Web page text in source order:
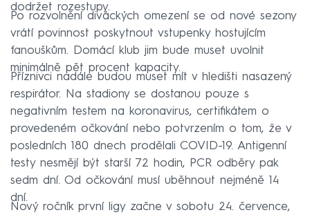
dodržet rozestupy.
Po rozvolnění diváckých omezení se od nové sezony
vrátí povinnost poskytnout vstupenky hostujícím
fanouškům. Domácí klub jim bude muset uvolnit
minimálně pět procent kapacity.
Příznivci nadále budou muset mít v hledišti nasazený
respirátor. Na stadiony se dostanou pouze s
negativním testem na koronavirus, certifikátem o
provedeném očkování nebo potvrzením o tom, že v
posledních 180 dnech prodělali COVID-19. Antigenní
testy nesmějí být starší 72 hodin, PCR odběry pak
sedm dní. Od očkování musí uběhnout nejméně 14
dní.
Nový ročník první ligy začne v sobotu 24. července,